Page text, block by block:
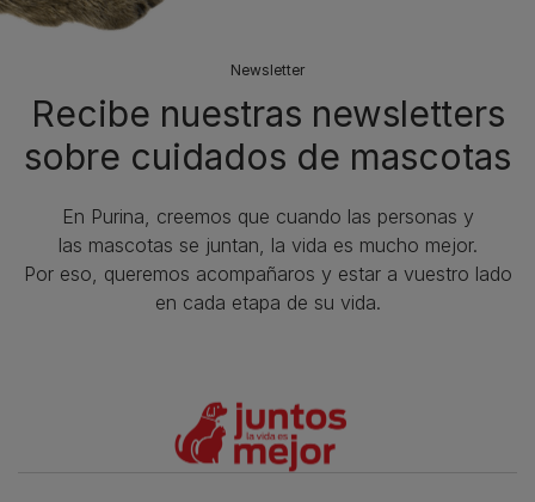
Newsletter
Recibe nuestras newsletters
sobre cuidados de mascotas​
En Purina, creemos que cuando las personas y
las mascotas se juntan, la vida es mucho mejor.
Por eso, queremos acompañaros y estar a vuestro lado
en cada etapa de su vida.​